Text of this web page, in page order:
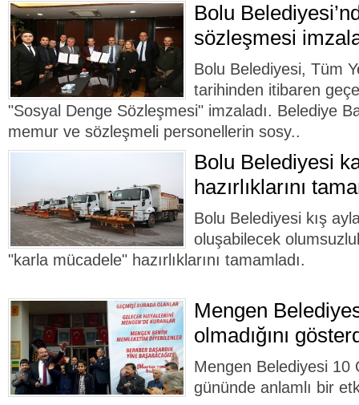
Bolu
sözleşmesi
Bolu Belediyesi, Tüm
tarihinden itibaren
"Sosyal Denge Sözleşmesi" imzaladı. Belediye
memur ve sözleşmeli personellerin sosy..
Bolu Belediyesi
hazırlıklarını
Bolu Belediyesi kış
oluşabilecek
"karla mücadele" hazırlıklarını tamamladı.
Mengen
olmadığını
Mengen Belediyesi 10
gününde anlamlı bir